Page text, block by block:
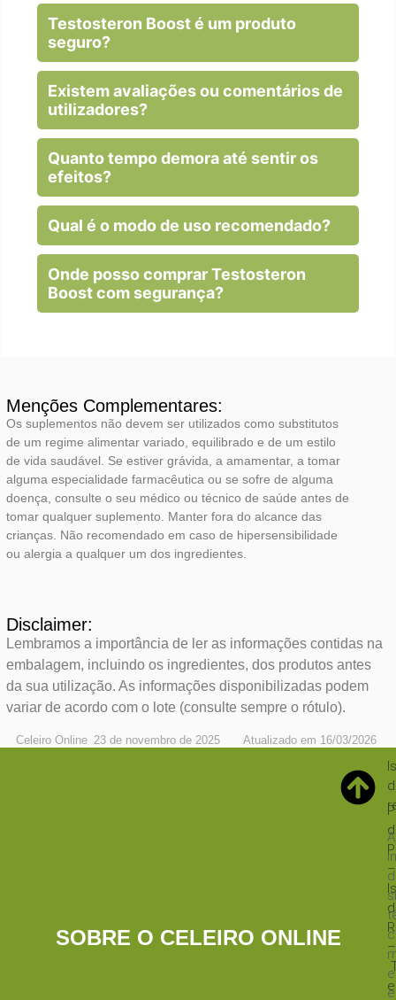
Testosteron Boost é um produto
seguro?
Existem avaliações ou comentários de
utilizadores?
Quanto tempo demora até sentir os
efeitos?
Qual é o modo de uso recomendado?
Onde posso comprar Testosteron
Boost com segurança?
Menções Complementares:
Os suplementos não devem ser utilizados como substitutos
de um regime alimentar variado, equilibrado e de um estilo
de vida saudável. Se estiver grávida, a amamentar, a tomar
alguma especialidade farmacêutica ou se sofre de alguma
doença, consulte o seu médico ou técnico de saúde antes de
tomar qualquer suplemento. Manter fora do alcance das
crianças. Não recomendado em caso de hipersensibilidade
ou alergia a qualquer um dos ingredientes.
Disclaimer:
Lembramos a importância de ler as informações contidas na
embalagem, incluindo os ingredientes, dos produtos antes
da sua utilização. As informações disponibilizadas podem
variar de acordo com o lote (consulte sempre o rótulo).
Celeiro Online 23 de novembro de 2025 Atualizado em 16/03/2026
SOBRE O CELEIRO ONLINE
–
–
e
e